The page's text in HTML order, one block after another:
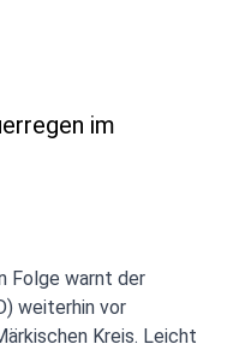
im
Folge warnt der
weiterhin vor
Kreis. Leicht